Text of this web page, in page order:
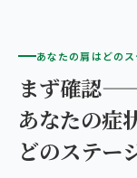
あなたの肩はどのス
まず確認
あなたの症
どのステー